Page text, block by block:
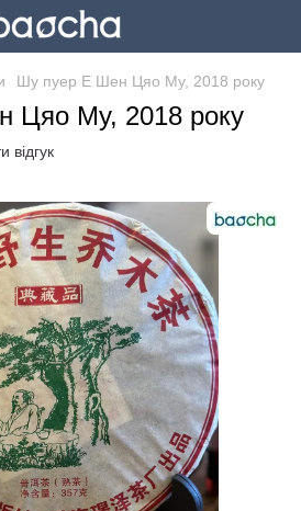
Шу пуер Е Шен Цяо Му, 2018 року
Цяо Му, 2018 року
відгук